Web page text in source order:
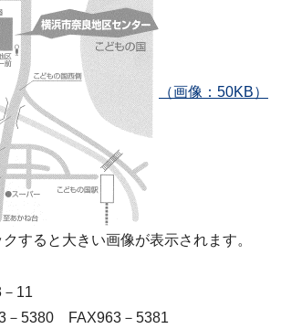
（画像：50KB）
すると大きい画像が表示されます。
11
5380 FAX963－5381